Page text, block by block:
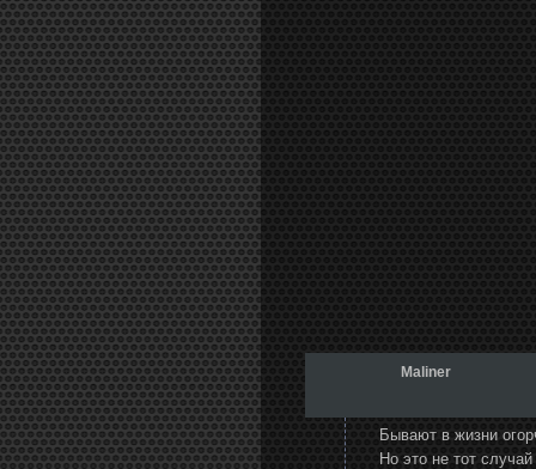
Maliner
Бывают в жизни
Но это не тот случай